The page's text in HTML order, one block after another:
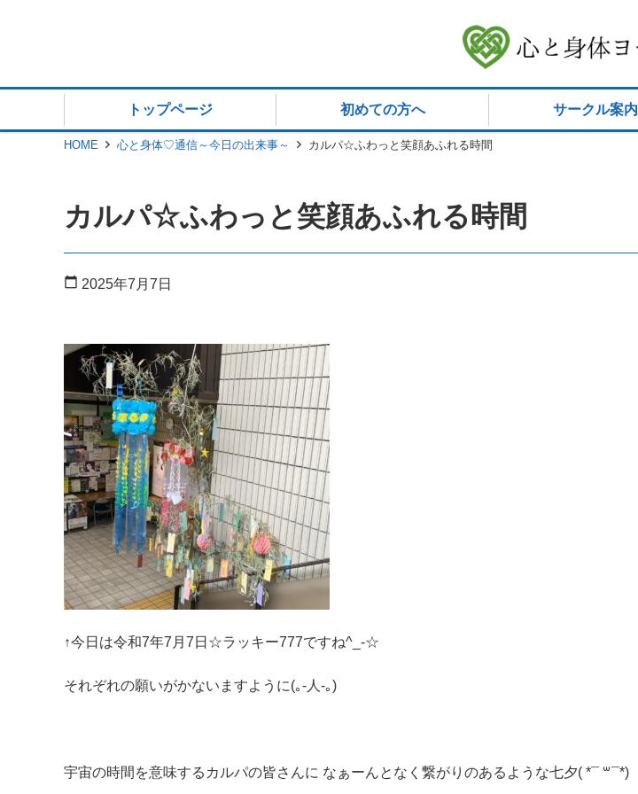
トップページ 初めての方へ サークル案内
HOME 心と身体♡通信～今日の出来事～ カルパ‪☆ふわっと笑顔あふれる時間
カルパ‪☆ふわっと笑顔あふれる時間
calendar_today 2025年7月7日
↑今日は令和7年7月7日☆ラッキー777ですね‎^_-☆
それぞれの願いがかないますように(｡-人-｡)
宇宙の時間を意味するカルパの皆さんに なぁーんとなく繋がりのあるような七夕( *¯ ꒳¯*)